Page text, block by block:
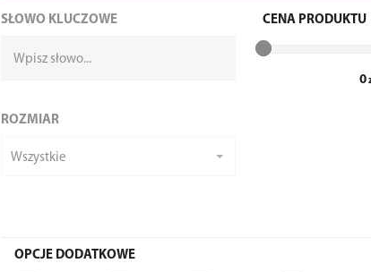
SŁOWO KLUCZOWE CENA PRODUKTU
0
ROZMIAR
Wszystkie
OPCJE DODATKOWE